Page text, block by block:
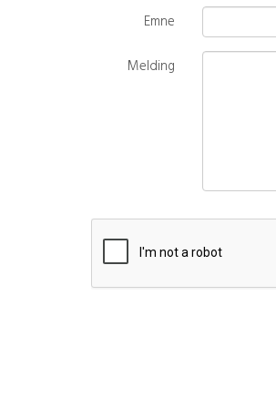
Emne
Melding